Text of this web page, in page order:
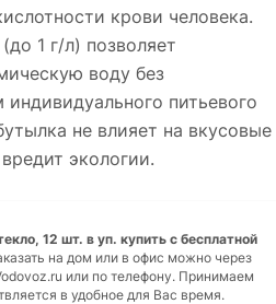
крови человека.
1 г/л) позволяет
воду без
питьевого
не влияет на вкусовые
экологии.
12 шт. в уп. купить с бесплатной
на дом или в офис можно через
или по телефону. Принимаем
в удобное для Вас время.